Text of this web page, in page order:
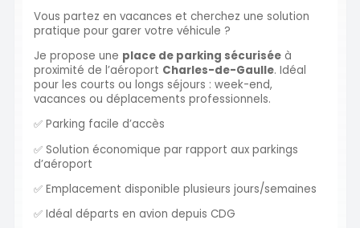
Vous partez en vacances et cherchez une solution
pratique pour garer votre véhicule ?
Je propose une place de parking sécurisée à
proximité de l’aéroport Charles-de-Gaulle. Idéal
pour les courts ou longs séjours : week-end,
vacances ou déplacements professionnels.
✅ Parking facile d’accès
✅ Solution économique par rapport aux parkings
d’aéroport
✅ Emplacement disponible plusieurs jours/semaines
✅ Idéal départs en avion depuis CDG